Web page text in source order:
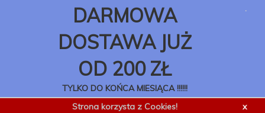
DARMOWA
DOSTAWA JUŻ
OD 200 ZŁ
TYLKO DO KOŃCA MIESIĄCA !!!!!!
.
Strona korzysta z Cookies! x